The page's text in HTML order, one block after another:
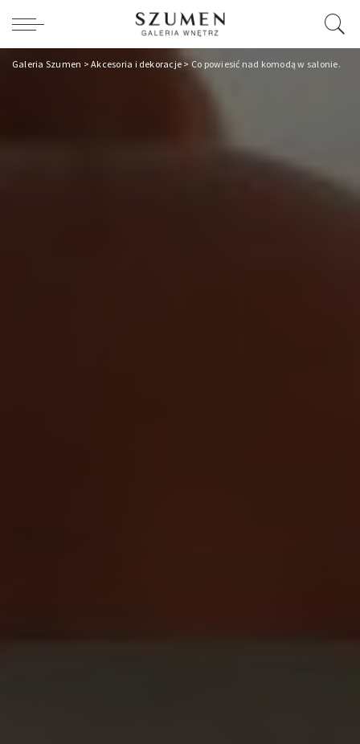
Galeria Szumen >Akcesoria i dekoracje > Co powiesić nad komodą w salonie.